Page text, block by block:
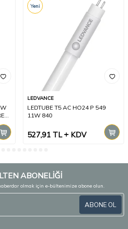
Yeni
LEDVANCE
LEDTUBE T5 AC HO24 P 549
11W 840
527,91TL KDV
ABONELİĞİ
olmak için e-bültenimize abone olun.
ABONE OL